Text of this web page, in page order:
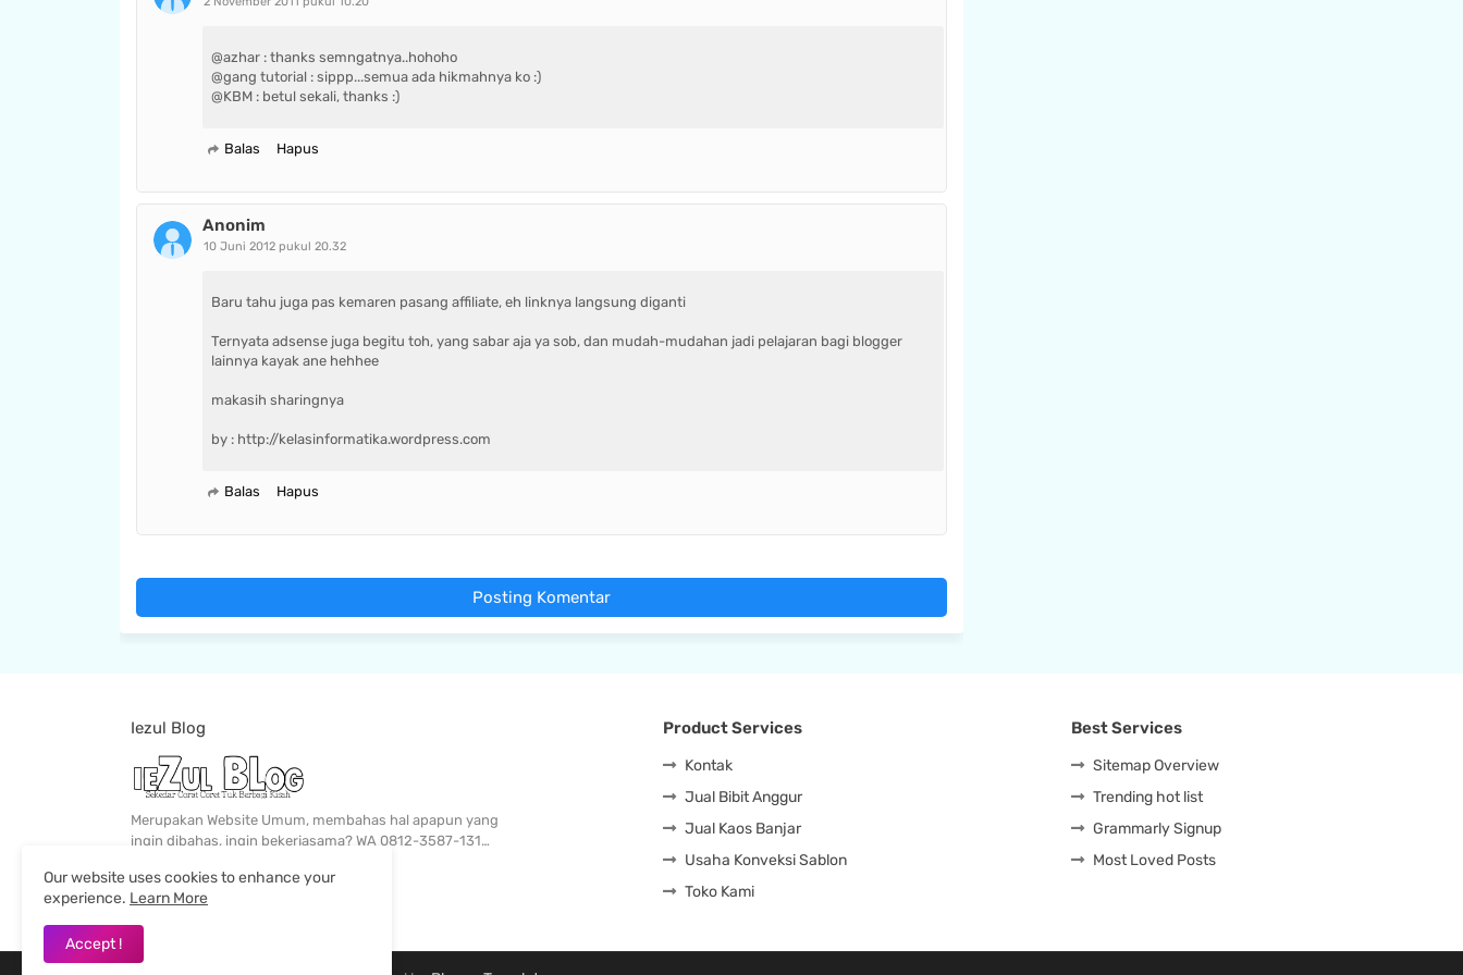
@azhar : thanks semngatnya..hohoho
@gang tutorial : sippp...semua ada hikmahnya ko :)
@KBM : betul sekali, thanks :)
Balas Hapus
Anonim
10 Juni 2012 pukul 20.32
Baru tahu juga pas kemaren pasang affiliate, eh linknya langsung diganti
Ternyata adsense juga begitu toh, yang sabar aja ya sob, dan mudah-mudahan jadi pelajaran bagi blogger
lainnya kayak ane hehhee
makasih sharingnya
by : http://kelasinformatika.wordpress.com
Balas Hapus
Posting Komentar
Iezul Blog
Merupakan Website Umum, membahas hal apapun yang
ingin dibahas, ingin bekerjasama? WA 0812-3587-131…
Product Services
Kontak
Jual Bibit Anggur
Jual Kaos Banjar
Usaha Konveksi Sablon
Toko Kami
Best Services
Sitemap Overview
Trending hot list
Grammarly Signup
Most Loved Posts
Our website uses cookies to enhance your
experience. Learn More
Accept !